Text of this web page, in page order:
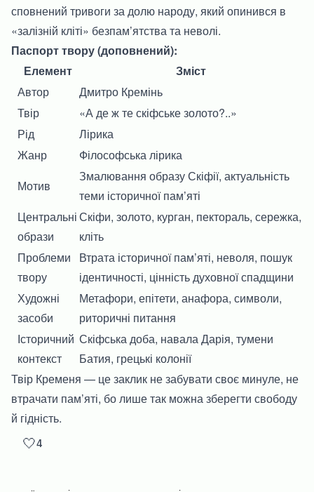
сповнений тривоги за долю народу, який опинився в
«залізній кліті» безпам’ятства та неволі.
Паспорт твору (доповнений):
Елемент
Зміст
Автор
Дмитро Кремінь
Твір
«А де ж те скіфське золото?..»
Рід
Лірика
Жанр
Філософська лірика
Мотив
Змалювання образу Скіфії, актуальність
теми історичної пам’яті
Центральні
образи
Скіфи, золото, курган, пектораль, сережка,
кліть
Проблеми
твору
Втрата історичної пам’яті, неволя, пошук
ідентичності, цінність духовної спадщини
Художні
засоби
Метафори, епітети, анафора, символи,
риторичні питання
Історичний
контекст
Скіфська доба, навала Дарія, тумени
Батия, грецькі колонії
Твір Кременя — це заклик не забувати своє минуле, не
втрачати пам’яті, бо лише так можна зберегти свободу
й гідність.
🤍4